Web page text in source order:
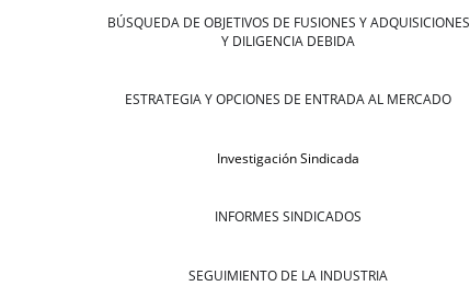
BÚSQUEDA DE OBJETIVOS DE FUSIONES Y ADQUISICIONES
Y DILIGENCIA DEBIDA
ESTRATEGIA Y OPCIONES DE ENTRADA AL MERCADO
Investigación Sindicada
INFORMES SINDICADOS
SEGUIMIENTO DE LA INDUSTRIA